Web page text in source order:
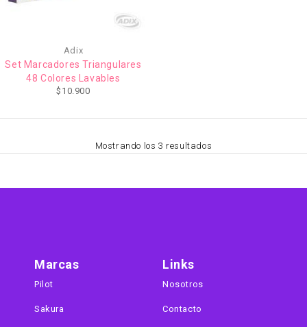
Adix
Set Marcadores Triangulares
48 Colores Lavables
$ 10.900
Mostrando los 3 resultados
Marcas
Pilot
Sakura
Links
Nosotros
Contacto